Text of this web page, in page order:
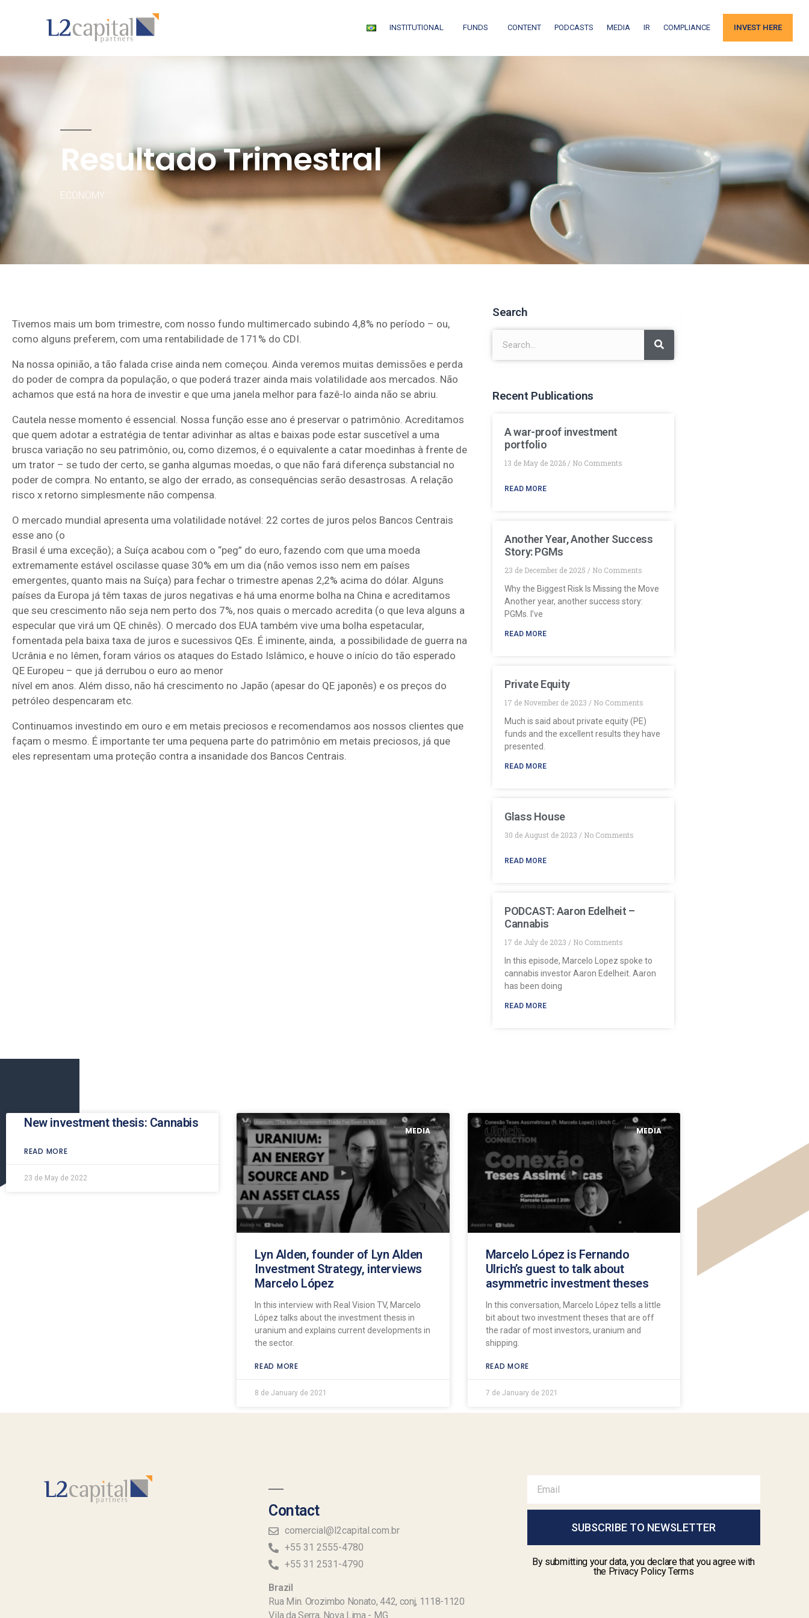
INSTITUTIONAL FUNDS CONTENT PODCASTS MEDIA IR COMPLIANCE INVEST HERE
Resultado Trimestral
ECONOMY
Tivemos mais um bom trimestre, com nosso fundo multimercado subindo 4,8% no período – ou,
como alguns preferem, com uma rentabilidade de 171% do CDI.
Na nossa opinião, a tão falada crise ainda nem começou. Ainda veremos muitas demissões e perda
do poder de compra da população, o que poderá trazer ainda mais volatilidade aos mercados. Não
achamos que está na hora de investir e que uma janela melhor para fazê-lo ainda não se abriu.
Cautela nesse momento é essencial. Nossa função esse ano é preservar o patrimônio. Acreditamos
que quem adotar a estratégia de tentar adivinhar as altas e baixas pode estar suscetível a uma
brusca variação no seu patrimônio, ou, como dizemos, é o equivalente a catar moedinhas à frente de
um trator – se tudo der certo, se ganha algumas moedas, o que não fará diferença substancial no
poder de compra. No entanto, se algo der errado, as consequências serão desastrosas. A relação
risco x retorno simplesmente não compensa.
O mercado mundial apresenta uma volatilidade notável: 22 cortes de juros pelos Bancos Centrais
esse ano (o
Brasil é uma exceção); a Suíça acabou com o “peg” do euro, fazendo com que uma moeda
extremamente estável oscilasse quase 30% em um dia (não vemos isso nem em países
emergentes, quanto mais na Suíça) para fechar o trimestre apenas 2,2% acima do dólar. Alguns
países da Europa já têm taxas de juros negativas e há uma enorme bolha na China e acreditamos
que seu crescimento não seja nem perto dos 7%, nos quais o mercado acredita (o que leva alguns a
especular que virá um QE chinês). O mercado dos EUA também vive uma bolha espetacular,
fomentada pela baixa taxa de juros e sucessivos QEs. É iminente, ainda, a possibilidade de guerra na
Ucrânia e no Iêmen, foram vários os ataques do Estado Islâmico, e houve o início do tão esperado
QE Europeu – que já derrubou o euro ao menor
nível em anos. Além disso, não há crescimento no Japão (apesar do QE japonês) e os preços do
petróleo despencaram etc.
Continuamos investindo em ouro e em metais preciosos e recomendamos aos nossos clientes que
façam o mesmo. É importante ter uma pequena parte do patrimônio em metais preciosos, já que
eles representam uma proteção contra a insanidade dos Bancos Centrais.
Search
Recent Publications
A war-proof investment
portfolio
13 de May de 2026 No Comments
READ MORE
Another Year, Another Success
Story: PGMs
23 de December de 2025
No Comments
Why the Biggest Risk Is Missing the Move
Another year, another success story:
PGMs. I’ve
READ MORE
Private Equity
17 de November de 2023
No Comments
Much is said about private equity (PE)
funds and the excellent results they have
presented.
READ MORE
Glass House
30 de August de 2023 No Comments
READ MORE
PODCAST: Aaron Edelheit –
Cannabis
17 de July de 2023
No Comments
In this episode, Marcelo Lopez spoke to
cannabis investor Aaron Edelheit. Aaron
has been doing
READ MORE
New investment thesis: Cannabis
READ MORE
23 de May de 2022
MEDIA
Lyn Alden, founder of Lyn Alden
Investment Strategy, interviews
Marcelo López
In this interview with Real Vision TV, Marcelo
López talks about the investment thesis in
uranium and explains current developments in
the sector.
READ MORE
8 de January de 2021
MEDIA
Marcelo López is Fernando
Ulrich’s guest to talk about
asymmetric investment theses
In this conversation, Marcelo López tells a little
bit about two investment theses that are off
the radar of most investors, uranium and
shipping.
READ MORE
7 de January de 2021
Contact
comercial@l2capital.com.br
+55 31 2555-4780
+55 31 2531-4790
Brazil
Rua Min. Orozimbo Nonato, 442, conj, 1118-1120
Vila da Serra, Nova Lima - MG
SUBSCRIBE TO NEWSLETTER
By submitting your data, you declare that you agree with
the Privacy Policy Terms